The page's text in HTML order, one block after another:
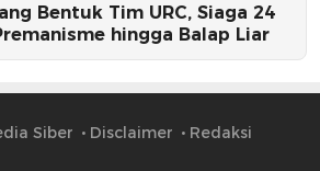
Bentuk Tim URC, Siaga 24
hingga Balap Liar
Siber Disclaimer Redaksi